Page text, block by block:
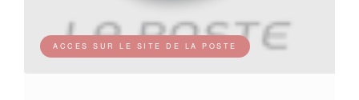
ACCES SUR LE SITE DE LA POSTE